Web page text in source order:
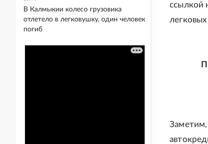
ссылкой
В Калмыкии колесо грузовика
отлетело в легковушку, один человек
погиб